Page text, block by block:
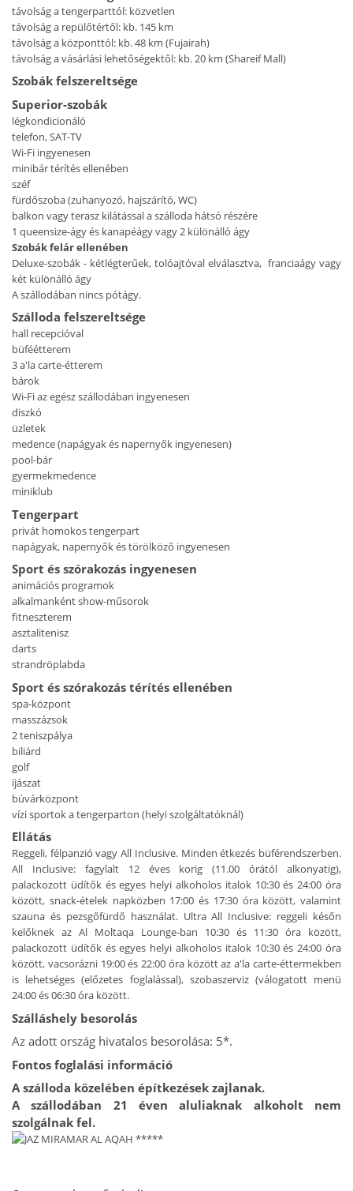
távolság a tengerparttól: közvetlen
távolság a repülőtértől: kb. 145 km
távolság a központtól: kb. 48 km (Fujairah)
távolság a vásárlási lehetőségektől: kb. 20 km (Shareif Mall)
Szobák felszereltsége
Superior-szobák
légkondicionáló
telefon, SAT-TV
Wi-Fi ingyenesen
minibár térítés ellenében
széf
fürdőszoba (zuhanyozó, hajszárító, WC)
balkon vagy terasz kilátással a szálloda hátsó részére
1 queensize-ágy és kanapéágy vagy 2 különálló ágy
Szobák felár ellenében
Deluxe-szobák - kétlégterűek, tolóajtóval elválasztva, franciaágy vagy
két különálló ágy
A szállodában nincs pótágy.
Szálloda felszereltsége
hall recepcióval
büféétterem
3 a'la carte-étterem
bárok
Wi-Fi az egész szállodában ingyenesen
diszkó
üzletek
medence (napágyak és napernyők ingyenesen)
pool-bár
gyermekmedence
miniklub
Tengerpart
privát homokos tengerpart
napágyak, napernyők és törölköző ingyenesen
Sport és szórakozás ingyenesen
animációs programok
alkalmanként show-műsorok
fitneszterem
asztalitenisz
darts
strandröplabda
Sport és szórakozás térítés ellenében
spa-központ
masszázsok
2 teniszpálya
biliárd
golf
íjászat
búvárközpont
vízi sportok a tengerparton (helyi szolgáltatóknál)
Ellátás
Reggeli, félpanzió vagy All Inclusive. Minden étkezés büférendszerben.
All Inclusive: fagylalt 12 éves korig (11.00 órától alkonyatig),
palackozott üdítők és egyes helyi alkoholos italok 10:30 és 24:00 óra
között, snack-ételek napközben 17:00 és 17:30 óra között, valamint
szauna és pezsgőfürdő használat. Ultra All Inclusive: reggeli későn
kelőknek az Al Moltaqa Lounge-ban 10:30 és 11:30 óra között,
palackozott üdítők és egyes helyi alkoholos italok 10:30 és 24:00 óra
között, vacsorázni 19:00 és 22:00 óra között az a'la carte-éttermekben
is lehetséges (előzetes foglalással), szobaszerviz (válogatott menü
24:00 és 06:30 óra között.
Szálláshely besorolás
Az adott ország hivatalos besorolása: 5*.
Fontos foglalási információ
A szálloda közelében építkezések zajlanak.
A szállodában 21 éven aluliaknak alkoholt nem
szolgálnak fel.